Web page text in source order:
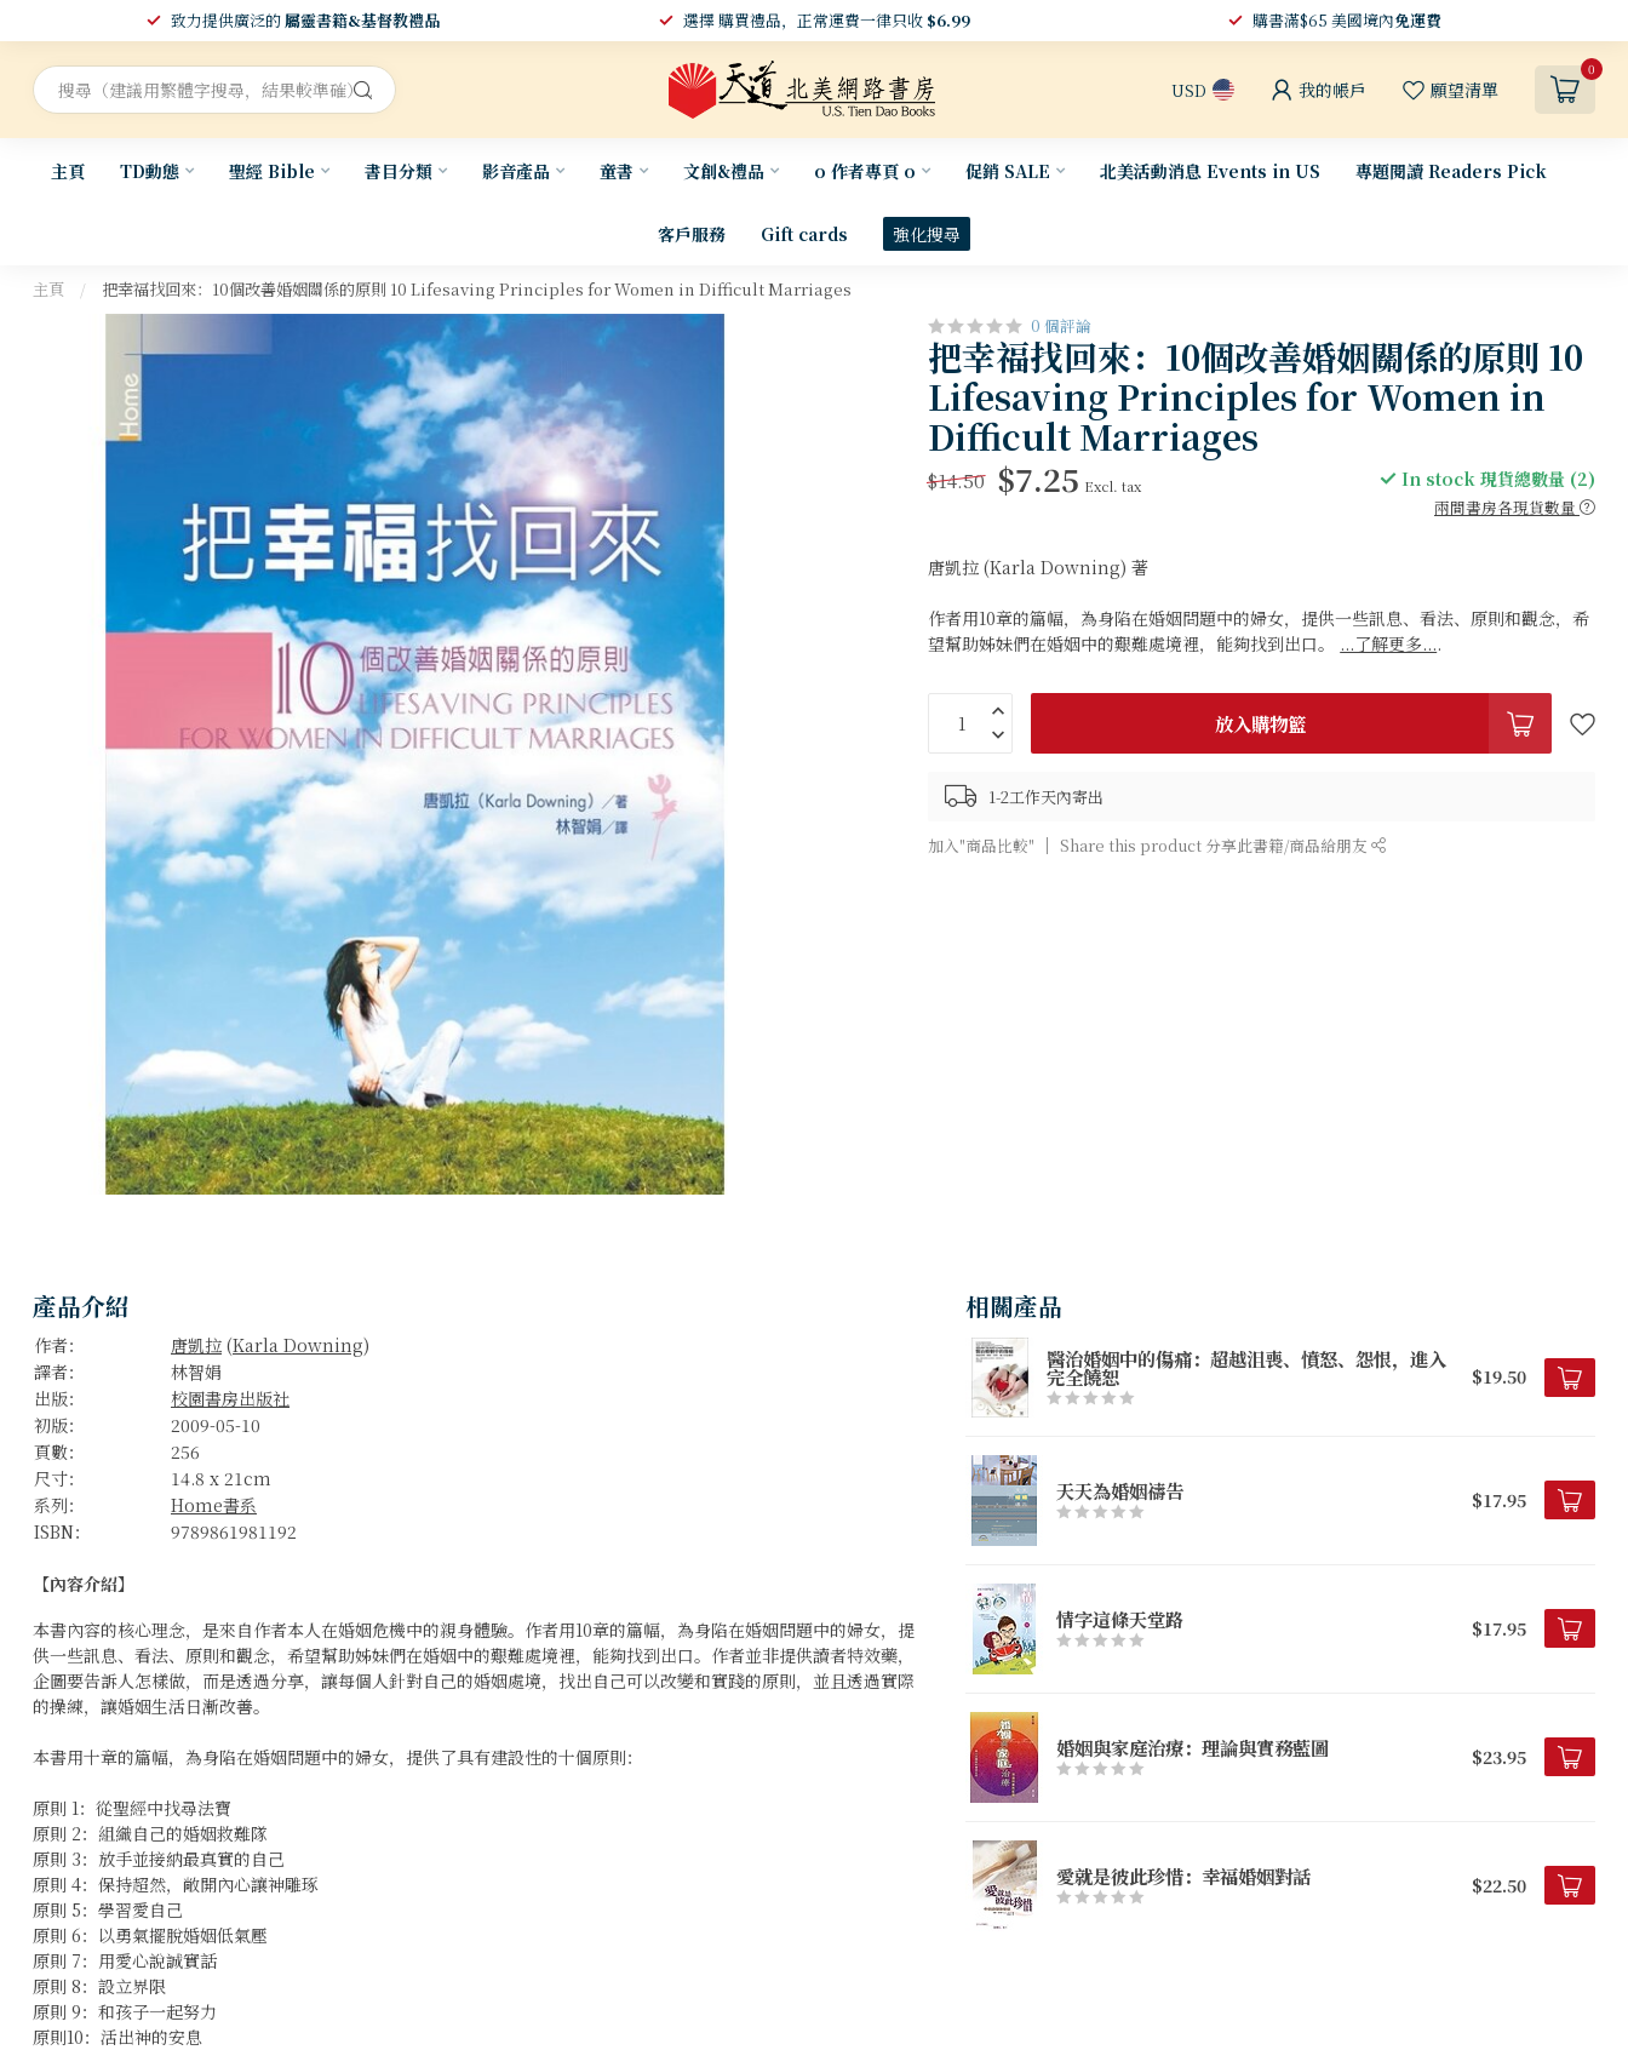
致力提供廣泛的屬靈書籍&基督教禮品 選擇 購買禮品，正常運費一律只收 $6.99 購書滿$65 美國境內免運費
USD 我的帳戶 願望清單
0
主頁 TD動態 聖經 Bible 書目分類 影音產品 童書 文創&禮品 o 作者專頁 o 促銷 SALE 北美活動消息 Events in US 專題閱讀 Readers Pick
客戶服務 Gift cards 強化搜尋
主頁 /
把幸福找回來：10個改善婚姻關係的原則 10 Lifesaving Principles for Women in Difficult Marriages
0 個評論
把幸福找回來：10個改善婚姻關係的原則 10
Lifesaving Principles for Women in
Difficult Marriages
$14.50 $7.25 Excl. tax In stock 現貨總數量 (2)
兩間書房各現貨數量
唐凱拉 (Karla Downing) 著
作者用10章的篇幅，為身陷在婚姻問題中的婦女，提供一些訊息、看法、原則和觀念，希
望幫助姊妹們在婚姻中的艱難處境裡，能夠找到出口。 ...了解更多....
放入購物籃
1-2工作天內寄出
加入"商品比較" Share this product 分享此書籍/商品給朋友
產品介紹
作者： 唐凱拉 (Karla Downing)
譯者：
林智娟
出版：
校園書房出版社
初版：
2009-05-10
頁數：
256
尺寸：
14.8 x 21cm
系列：
Home書系
ISBN：
9789861981192
【內容介紹】
本書內容的核心理念，是來自作者本人在婚姻危機中的親身體驗。作者用10章的篇幅，為身陷在婚姻問題中的婦女，提
供一些訊息、看法、原則和觀念，希望幫助姊妹們在婚姻中的艱難處境裡，能夠找到出口。作者並非提供讀者特效藥，
企圖要告訴人怎樣做，而是透過分享，讓每個人針對自己的婚姻處境，找出自己可以改變和實踐的原則，並且透過實際
的操練，讓婚姻生活日漸改善。
本書用十章的篇幅，為身陷在婚姻問題中的婦女，提供了具有建設性的十個原則：
原則 1：從聖經中找尋法寶
原則 2：組織自己的婚姻救難隊
原則 3：放手並接納最真實的自己
原則 4：保持超然，敞開內心讓神雕琢
原則 5：學習愛自己
原則 6：以勇氣擺脫婚姻低氣壓
原則 7：用愛心說誠實話
原則 8：設立界限
原則 9：和孩子一起努力
原則10：活出神的安息
相關產品
醫治婚姻中的傷痛：超越沮喪、憤怒、怨恨，進入
完全饒恕 $19.50
天天為婚姻禱告 $17.95
情字這條天堂路 $17.95
婚姻與家庭治療：理論與實務藍圖 $23.95
愛就是彼此珍惜：幸福婚姻對話 $22.50